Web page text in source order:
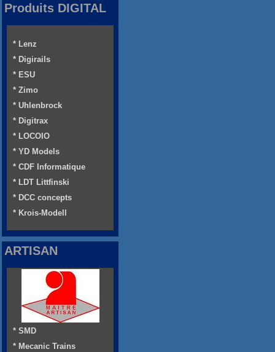
Produits DIGITAL
* Lenz
* Digirails
* ESU
* Zimo
* Uhlenbrock
* Digitrax
* LOCOIO
* YD Models
* CDF Informatique
* LDT Littfinski
* DCC concepts
* Krois-Modell
ARTISAN
* SMD
* Mecanic Trains